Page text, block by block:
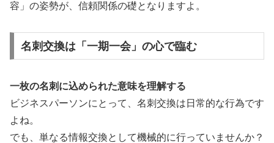
容」の姿勢が、信頼関係の礎となりますよ。
名刺交換は「一期一会」の心で臨む
一枚の名刺に込められた意味を理解する
ビジネスパーソンにとって、名刺交換は日常的な行為です
よね。
でも、単なる情報交換として機械的に行っていませんか？